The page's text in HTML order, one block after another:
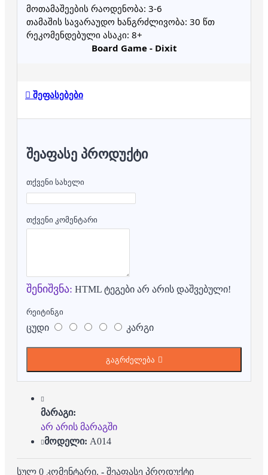
მოთამაშეების რაოდენობა: 3-6
თამაშის სავარაუდო ხანგრძლივობა: 30 წთ
რეკომენდებული ასაკი: 8+
Board Game - Dixit
შეფასებები
ᲨᲔᲐᲤᲐᲡᲔ ᲞᲠᲝᲓᲣᲥᲢᲘ
თქვენი სახელი
თქვენი კომენტარი
შენიშვნა: HTML ტეგები არ არის დაშვებული!
რეიტინგი
ცუდი კარგი
გაგრძელება
მარაგი:
არ არის მარაგში
მოდელი: A014
სულ 0 კომენტარი. - შეაფასე პროდუქტი